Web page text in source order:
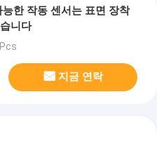
한 작동 센서는 표면 장착
니다
지금 연락